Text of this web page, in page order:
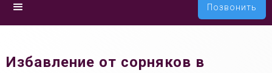
Позвонить
Избавление от сорняков в